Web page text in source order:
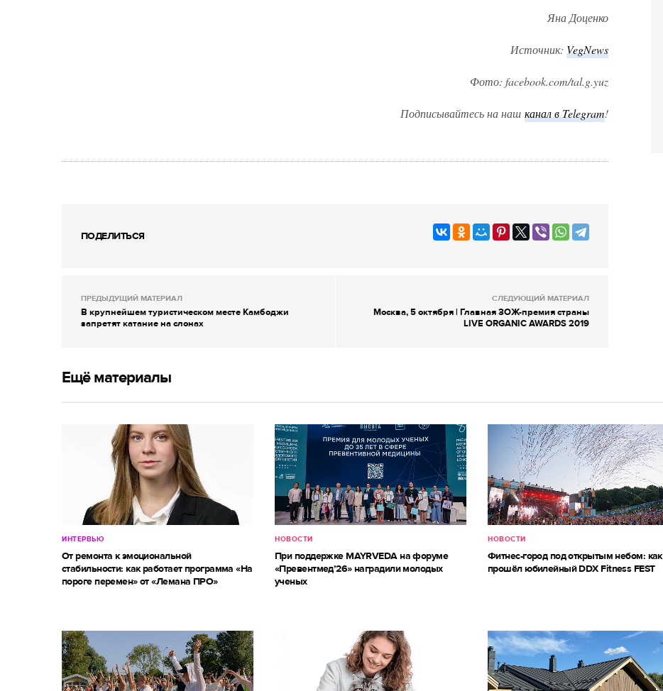
Яна Доценко
Источник: VegNews
Фото: facebook.com/tal.g.yuz
Подписывайтесь на наш канал в Telegram!
ПОДЕЛИТЬСЯ
ПРЕДЫДУЩИЙ МАТЕРИАЛ
В крупнейшем туристическом месте Камбоджи
запретят катание на слонах
СЛЕДУЮЩИЙ МАТЕРИАЛ
Москва, 5 октября | Главная ЗОЖ-премия страны
LIVE ORGANIC AWARDS 2019
Ещё материалы
ИНТЕРВЬЮ
От ремонта к эмоциональной
стабильности: как работает программа «На
пороге перемен» от «Лемана ПРО»
НОВОСТИ
При поддержке MAYRVEDA на форуме
«Превентмед’26» наградили молодых
ученых
НОВОСТИ
Фитнес-город под открытым небом: как
прошёл юбилейный DDX Fitness FEST